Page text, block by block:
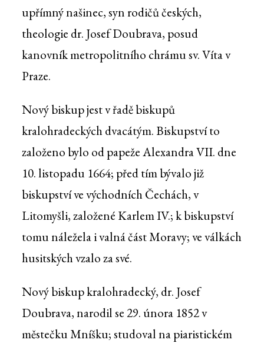
upřímný našinec, syn rodičů českých,
theologie dr. Josef Doubrava, posud
kanovník metropolitního chrámu sv. Víta v
Praze.
Nový biskup jest v řadě biskupů
kralohradeckých dvacátým. Biskupství to
založeno bylo od papeže Alexandra VII. dne
10. listopadu 1664; před tím bývalo již
biskupství ve východních Čechách, v
Litomyšli, založené Karlem IV.; k biskupství
tomu náležela i valná část Moravy; ve válkách
husitských vzalo za své.
Nový biskup kralohradecký, dr. Josef
Doubrava, narodil se 29. února 1852 v
městečku Mníšku; studoval na piaristickém